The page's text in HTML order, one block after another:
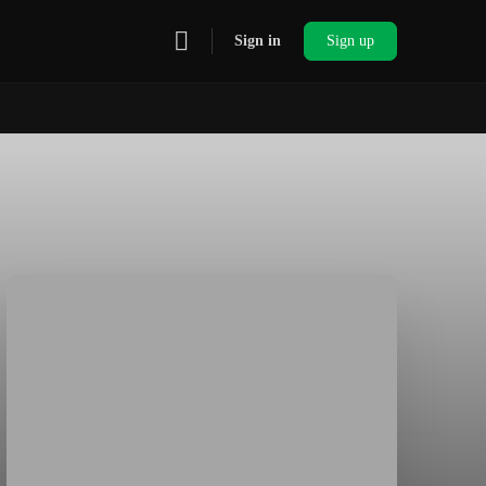
Sign in Sign up